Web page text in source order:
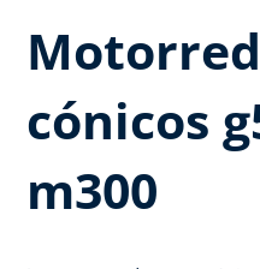
cónicos
m300